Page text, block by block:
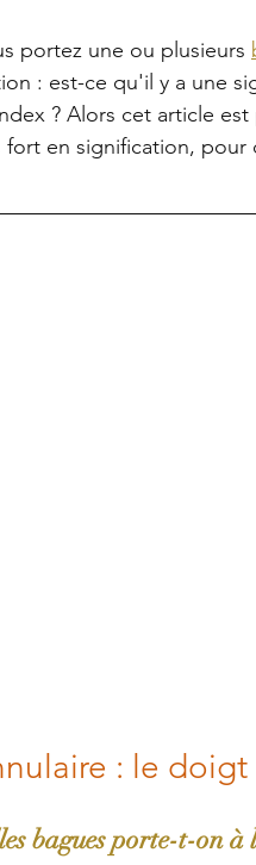
portez une ou plusieurs
: est-ce qu'il y a une
? Alors cet article
fort en signification, pour
: le
bagues porte-t-on à